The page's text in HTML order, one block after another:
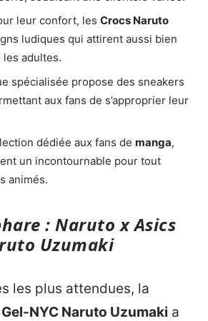
leur confort, les Crocs Naruto
ludiques qui attirent aussi bien
adultes.
spécialisée propose des sneakers
aux fans de s’approprier leur
dédiée aux fans de manga,
un incontournable pour tout
animés.
: Naruto x Asics
Uzumaki
les plus attendues, la
NYC Naruto Uzumaki a